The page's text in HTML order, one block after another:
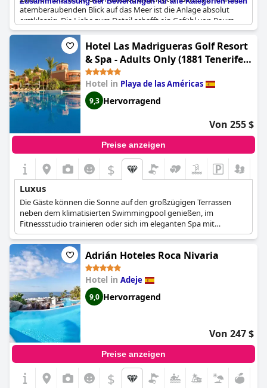
atemberaubenden Blick auf das Meer ist die Anlage absolut
erstklassig. Die Liebe zum Detail schafft ein Gefühl von Raum,
das Entspannung und Luxus ausstrahlt, sobald man durch die
Tür tritt. Dieses brillante und entspannende Hotel ist ein Top-
Resort für alle, die den ultimativen Genuss suchen. Die
fantastischen Zusatzleistungen im Red Level und die
hervorragenden Einrichtungen werden die Gäste begeistern.
Das Konzept des Adults-Only-Hotels schafft ein hohes Maß an
Luxus und Ruhe. Darüber hinaus schaffen das hervorragende
Personal, das fantastische Essen und die prächtige
Innenausstattung des Hotels einen Fünf-Sterne-Palast, der
wirklich außergewöhnlich ist. Trotz einiger negativer Kritiken
lobt die Mehrheit der Gäste dieses schöne Anwesen und
bestätigt das hohe Niveau des luxuriösen Service.
Hotel Las Madrigueras Golf Resort
& Spa - Adults Only (1881 Tenerife
Madrigueras Golf Hotel)
Hotel in Playa de las Américas
9,3 Hervorragend
Von 255 $
Preise anzeigen
$
Luxus
Die Gäste können die Sonne auf den großzügigen Terrassen
neben dem klimatisierten Swimmingpool genießen, im
Fitnessstudio trainieren oder sich im eleganten Spa mit
Whirlpool, türkischem Bad und Sauna entspannen. Nach einem
Tag voller Verwöhnung können Sie die gemütliche Atmosphäre
in der Billard-Lounge und der Piano-Bar genießen.
Adrián Hoteles Roca Nivaria
Hotel in Adeje
9,0 Hervorragend
Von 247 $
Preise anzeigen
$